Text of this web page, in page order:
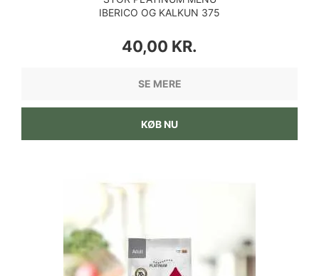
IBERICO OG KALKUN 375
PRIS
40,00 KR.
SE MERE
KØB NU